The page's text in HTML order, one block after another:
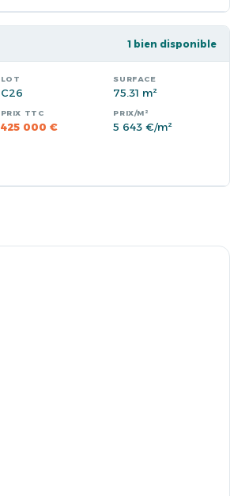
1 bien disponible
C26 75.31 m²
425 000 € 5 643 €/m²